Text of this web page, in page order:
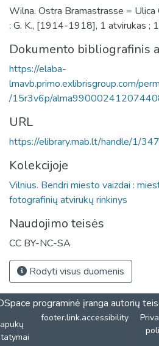
Wilna. Ostra Bramastrasse =
: G. K., [1914-1918], 1 atvirukas ;
Dokumento bibliografinis
https://elaba-
lmavb.primo.exlibrisgroup.com/
/15r3v6p/
URL
https://elibrary.mab.lt/handle/1/
Kolekcijoje
Vilnius. Bendri miesto vaizdai :
fotografinių atvirukų rinkinys
Naudojimo teisės
CC BY-NC-SA
Rodyti visus duomenis
programinė įranga autorių
footer.link.accessibility